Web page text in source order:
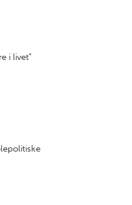
i livet"